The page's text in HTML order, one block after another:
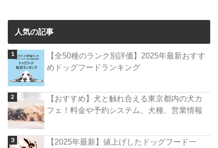
人気の記事
【全50種のランク別評価】2025年最新おすす
めドッグフードランキング
【おすすめ】犬と触れ合える東京都内の犬カ
フェ！料金や予約システム、犬種、営業情報
【2025年最新】値上げしたドッグフード一